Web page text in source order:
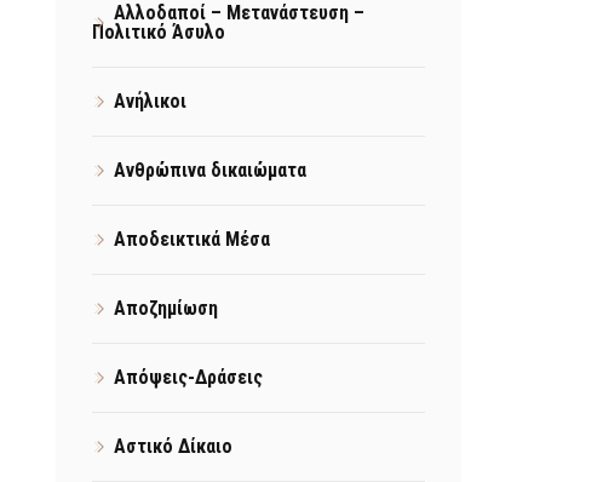
Αλλοδαποί – Μετανάστευση –
Πολιτικό Άσυλο
Ανήλικοι
Ανθρώπινα δικαιώματα
Αποδεικτικά Μέσα
Αποζημίωση
Απόψεις-Δράσεις
Αστικό Δίκαιο